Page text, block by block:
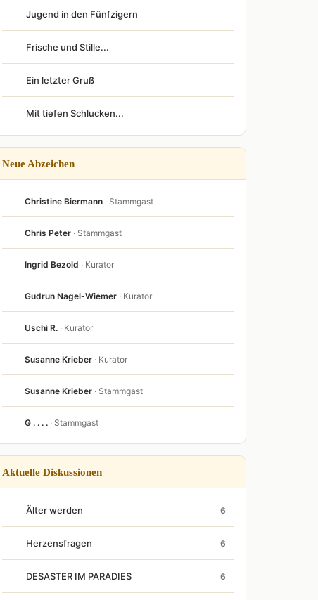
Jugend in den Fünfzigern
Frische und Stille...
Ein letzter Gruß
Mit tiefen Schlucken...
Neue Abzeichen
Christine Biermann · Stammgast
Chris Peter · Stammgast
Ingrid Bezold · Kurator
Gudrun Nagel-Wiemer · Kurator
Uschi R. · Kurator
Susanne Krieber · Kurator
Susanne Krieber · Stammgast
G . . . . · Stammgast
Aktuelle Diskussionen
Älter werden 6
Herzensfragen 6
DESASTER IM PARADIES 6